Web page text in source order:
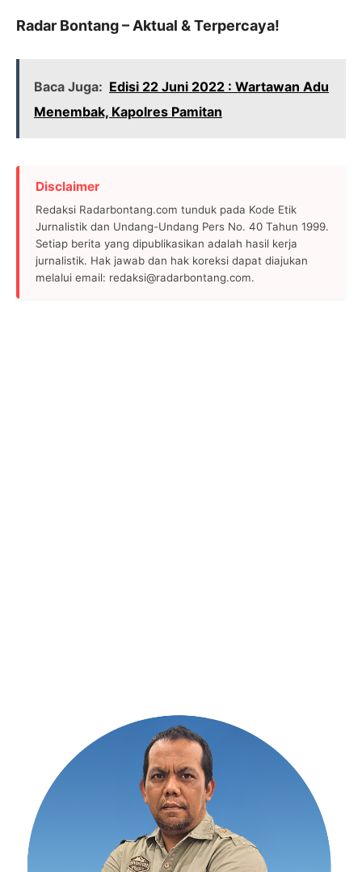
Radar Bontang – Aktual & Terpercaya!
Baca Juga: Edisi 22 Juni 2022 : Wartawan Adu
Menembak, Kapolres Pamitan
Disclaimer
Redaksi Radarbontang.com tunduk pada Kode Etik
Jurnalistik dan Undang-Undang Pers No. 40 Tahun 1999.
Setiap berita yang dipublikasikan adalah hasil kerja
jurnalistik. Hak jawab dan hak koreksi dapat diajukan
melalui email: redaksi@radarbontang.com.